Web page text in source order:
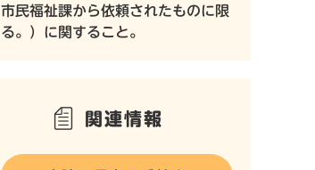
市民福祉課から依頼されたものに限
る。）に関すること。
関連情報